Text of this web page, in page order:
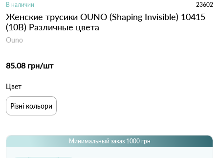
В наличии 23602
Женские трусики OUNO (Shaping Invisible) 10415
(10B) Различные цвета
Ouno
85.08 грн/шт
Цвет
Різні кольори
Минимальный заказ 1000 грн